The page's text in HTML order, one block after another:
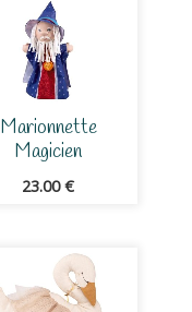
Marionnette
Magicien
23.00€